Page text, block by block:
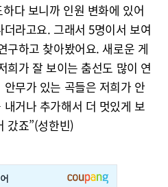
다 보니까 인원 변화에 있어
라고요. 그래서 5명이서 보여
구하고 찾아봤어요. 새로운 게
희가 잘 보이는 춤선도 많이 연
무가 있는 곡들은 저희가 안
거나 추가해서 더 멋있게 보
갔죠”(성한빈)